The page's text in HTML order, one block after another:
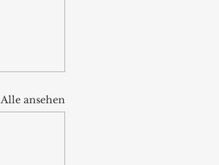
Alle ansehen